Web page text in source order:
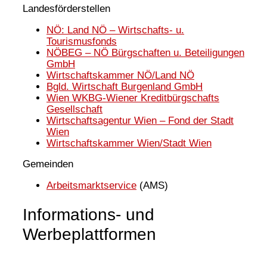
Landesförderstellen
NÖ: Land NÖ – Wirtschafts- u.
Tourismusfonds
NÖBEG – NÖ Bürgschaften u. Beteiligungen
GmbH
Wirtschaftskammer NÖ/Land NÖ
Bgld. Wirtschaft Burgenland GmbH
Wien WKBG-Wiener Kreditbürgschafts
Gesellschaft
Wirtschaftsagentur Wien – Fond der Stadt
Wien
Wirtschaftskammer Wien/Stadt Wien
Gemeinden
Arbeitsmarktservice (AMS)
Informations- und
Werbeplattformen